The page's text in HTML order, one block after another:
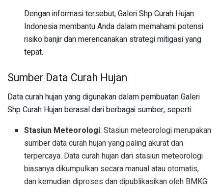
Dengan informasi tersebut, Galeri Shp Curah Hujan
Indonesia membantu Anda dalam memahami potensi
risiko banjir dan merencanakan strategi mitigasi yang
tepat.
Sumber Data Curah Hujan
Data curah hujan yang digunakan dalam pembuatan Galeri
Shp Curah Hujan berasal dari berbagai sumber, seperti:
Stasiun Meteorologi: Stasiun meteorologi merupakan
sumber data curah hujan yang paling akurat dan
terpercaya. Data curah hujan dari stasiun meteorologi
biasanya dikumpulkan secara manual atau otomatis,
dan kemudian diproses dan dipublikasikan oleh BMKG.